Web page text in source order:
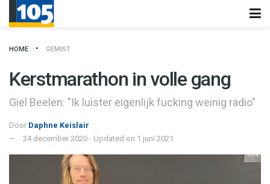
HOME GEMIST
Kerstmarathon in volle gang
Giel Beelen: "Ik luister eigenlijk fucking weinig radio"
Door Daphne Keislair
24 december 2020 - Updated on 1 juni 2021